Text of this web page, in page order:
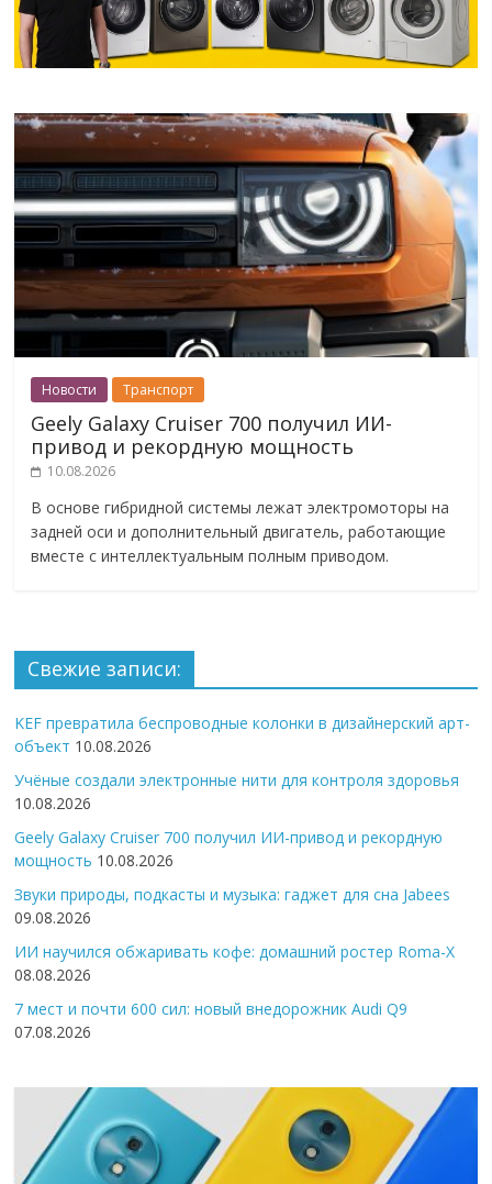
Новости Транспорт
Geely Galaxy Cruiser 700 получил ИИ-
привод и рекордную мощность
10.08.2026
В основе гибридной системы лежат электромоторы на
задней оси и дополнительный двигатель, работающие
вместе с интеллектуальным полным приводом.
Свежие записи:
KEF превратила беспроводные колонки в дизайнерский арт-
объект 10.08.2026
Учёные создали электронные нити для контроля здоровья
10.08.2026
Geely Galaxy Cruiser 700 получил ИИ-привод и рекордную
мощность 10.08.2026
Звуки природы, подкасты и музыка: гаджет для сна Jabees
09.08.2026
ИИ научился обжаривать кофе: домашний ростер Roma-X
08.08.2026
7 мест и почти 600 сил: новый внедорожник Audi Q9
07.08.2026